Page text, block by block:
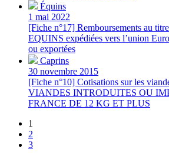
Équins
1 mai 2022
[Fiche n°17] Remboursements au
EQUINS expédiées vers l’union
ou exportées
Caprins
30 novembre 2015
[Fiche n°10] Cotisations sur les
VIANDES INTRODUITES OU
FRANCE DE 12 KG ET PLUS
1
2
3